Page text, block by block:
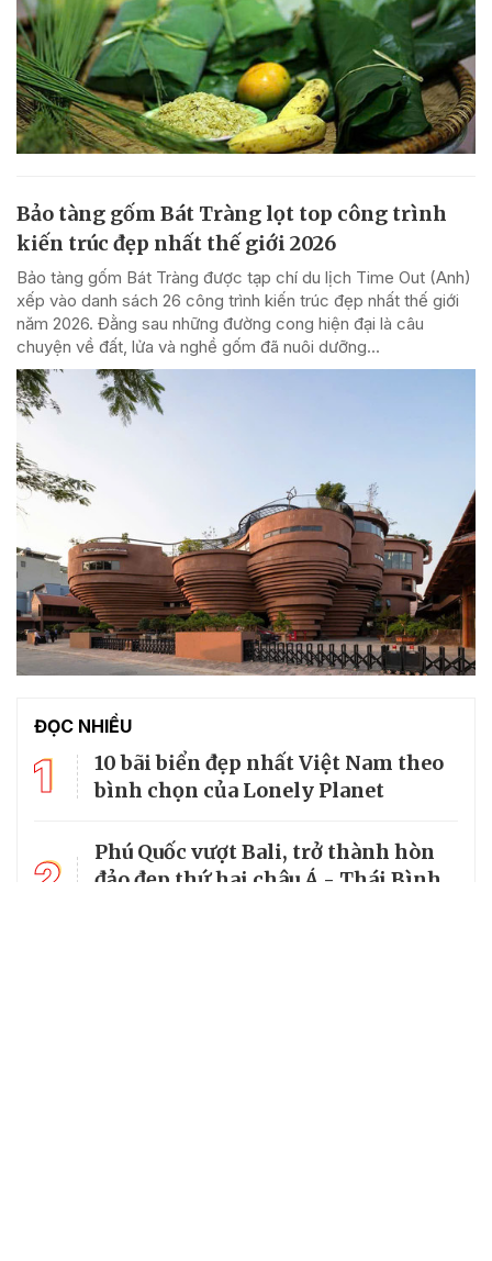
Bảo tàng gốm Bát Tràng lọt top công trình
kiến trúc đẹp nhất thế giới 2026
Bảo tàng gốm Bát Tràng được tạp chí du lịch Time Out (Anh)
xếp vào danh sách 26 công trình kiến trúc đẹp nhất thế giới
năm 2026. Đằng sau những đường cong hiện đại là câu
chuyện về đất, lửa và nghề gốm đã nuôi dưỡng...
ĐỌC NHIỀU
1
10 bãi biển đẹp nhất Việt Nam theo
bình chọn của Lonely Planet
2
Phú Quốc vượt Bali, trở thành hòn
đảo đẹp thứ hai châu Á - Thái Bình